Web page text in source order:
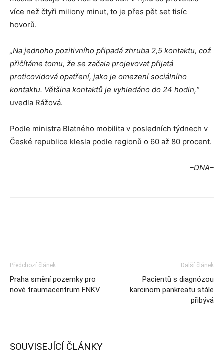
více než čtyři miliony minut, to je přes pět set tisíc
hovorů.
„Na jednoho pozitivního připadá zhruba 2,5 kontaktu, což
přičítáme tomu, že se začala projevovat přijatá
proticovidová opatření, jako je omezení sociálního
kontaktu. Většina kontaktů je vyhledáno do 24 hodin,“
uvedla Rážová.
Podle ministra Blatného mobilita v posledních týdnech v
České republice klesla podle regionů o 60 až 80 procent.
–DNA–
Předchozí článek
Praha smění pozemky pro
nové traumacentrum FNKV
Další článek
Pacientů s diagnózou
karcinom pankreatu stále
přibývá
SOUVISEJÍCÍ ČLÁNKY